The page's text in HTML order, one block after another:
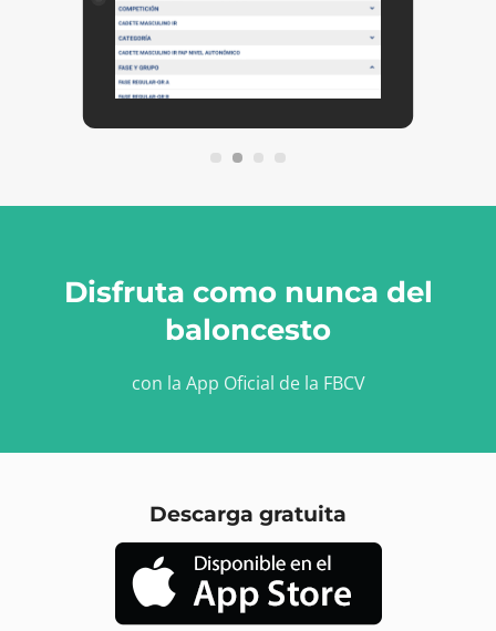
Disfruta como nunca del
baloncesto
con la App Oficial de la FBCV
Descarga gratuita